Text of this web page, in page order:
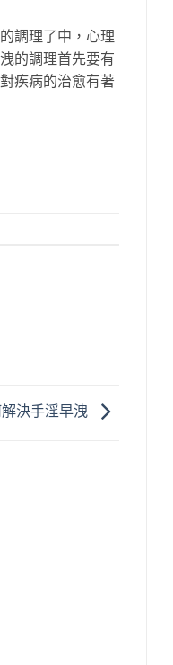
調理了中，心理
的調理首先要有
疾病的治愈有著
決手淫早洩